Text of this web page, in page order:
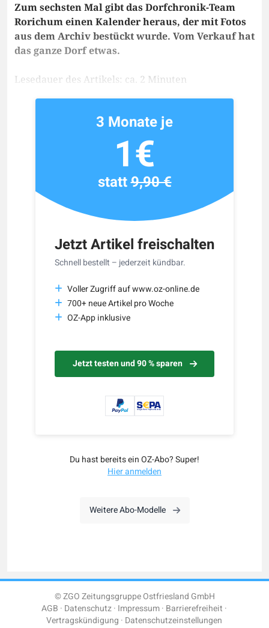
Zum sechsten Mal gibt das Dorfchronik-Team
Rorichum einen Kalender heraus, der mit Fotos
aus dem Archiv bestückt wurde. Vom Verkauf hat
das ganze Dorf etwas.
Lesedauer des Artikels: ca. 2 Minuten
Jetzt Artikel freischalten
Schnell bestellt – jederzeit kündbar.
Voller Zugriff auf www.oz-online.de
700+ neue Artikel pro Woche
OZ-App inklusive
Jetzt testen und 90 % sparen
3 Monate je
1€
statt9,90 €
Du hast bereits ein OZ-Abo? Super!
Hier anmelden
Weitere Abo-Modelle
© ZGO Zeitungsgruppe Ostfriesland GmbH
AGB Datenschutz Impressum Barrierefreiheit
Vertragskündigung Datenschutzeinstellungen